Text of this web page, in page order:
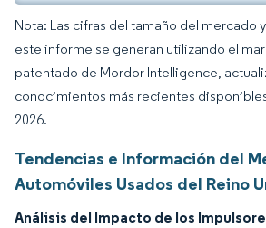
Nota: Las cifras del tamaño del mercado
este informe se generan utilizando el
patentado de Mordor Intelligence,
conocimientos más recientes
2026.
Tendencias e Información del
Automóviles Usados del Reino
Análisis del Impacto de los